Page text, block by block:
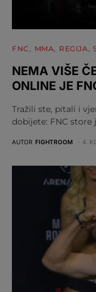
FNC MMA REGIJA
NEMA VIŠE
ONLINE JE
Tražili ste, pitali i
dobijete: FNC store
AUTOR FIGHTROOM 4.